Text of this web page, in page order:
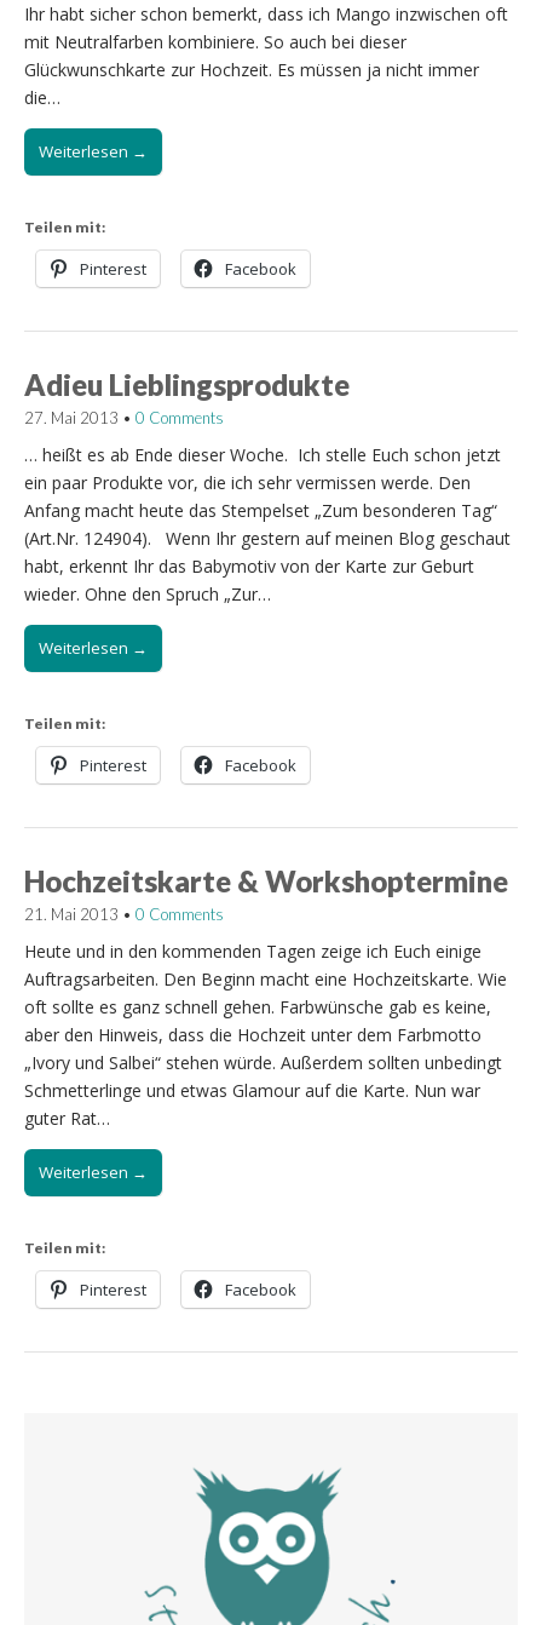
Ihr habt sicher schon bemerkt, dass ich Mango inzwischen oft
mit Neutralfarben kombiniere. So auch bei dieser
Glückwunschkarte zur Hochzeit. Es müssen ja nicht immer
die…
Weiterlesen →
Teilen mit:
Pinterest Facebook
Adieu Lieblingsprodukte
27. Mai 2013 • 0 Comments
… heißt es ab Ende dieser Woche. Ich stelle Euch schon jetzt
ein paar Produkte vor, die ich sehr vermissen werde. Den
Anfang macht heute das Stempelset „Zum besonderen Tag“
(Art.Nr. 124904). Wenn Ihr gestern auf meinen Blog geschaut
habt, erkennt Ihr das Babymotiv von der Karte zur Geburt
wieder. Ohne den Spruch „Zur…
Weiterlesen →
Teilen mit:
Pinterest Facebook
Hochzeitskarte & Workshoptermine
21. Mai 2013 • 0 Comments
Heute und in den kommenden Tagen zeige ich Euch einige
Auftragsarbeiten. Den Beginn macht eine Hochzeitskarte. Wie
oft sollte es ganz schnell gehen. Farbwünsche gab es keine,
aber den Hinweis, dass die Hochzeit unter dem Farbmotto
„Ivory und Salbei“ stehen würde. Außerdem sollten unbedingt
Schmetterlinge und etwas Glamour auf die Karte. Nun war
guter Rat…
Weiterlesen →
Teilen mit:
Pinterest Facebook